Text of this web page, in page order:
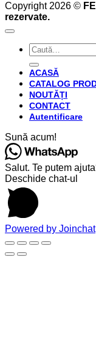
Copyright 2026 ©
rezervate.
Caută
după:
ACASĂ
CATALOG
NOUTĂȚI
CONTACT
Autentificare
Sună acum!
Salut. Te putem
Deschide chat-ul
Powered by Joinchat